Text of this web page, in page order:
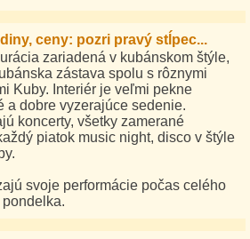
ceny: pozri pravý stĺpec...
zariadená v kubánskom štýle,
zástava spolu s rôznymi
Kuby. Interiér je veľmi pekne
a dobre vyzerajúce sedenie.
koncerty, všetky zamerané
piatok music night, disco v štýle
svoje performácie počas celého